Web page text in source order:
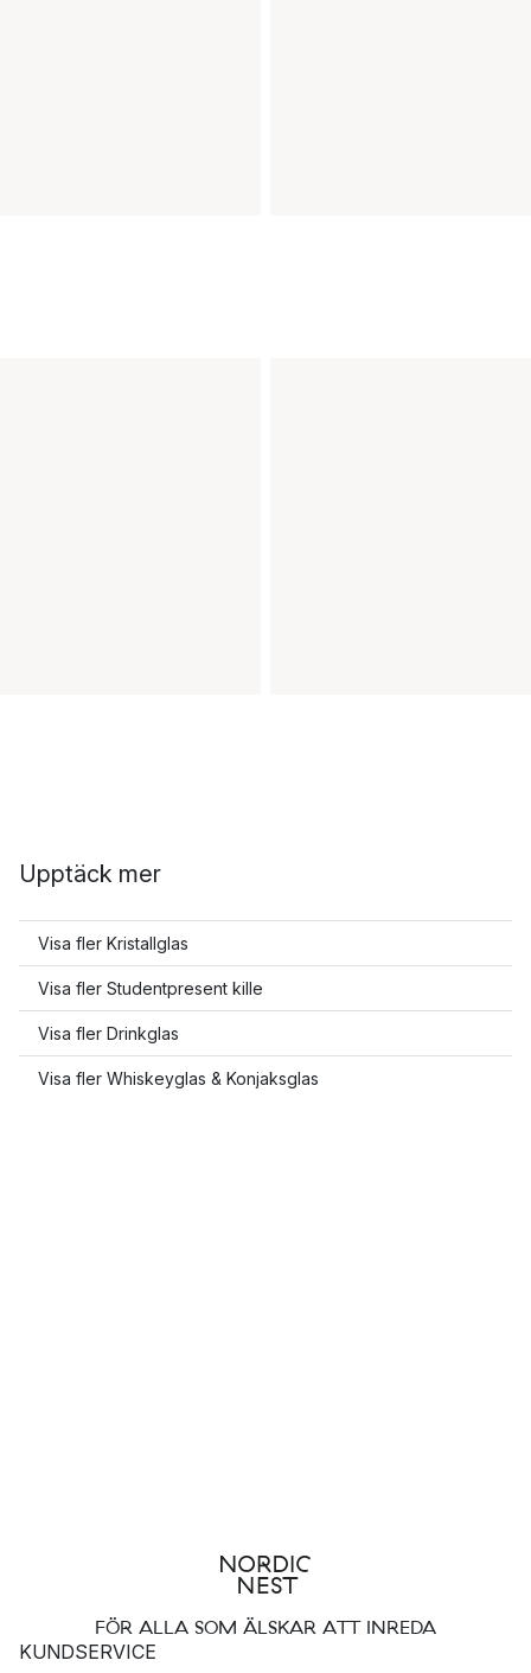
Upptäck mer
Visa fler Kristallglas
Visa fler Studentpresent kille
Visa fler Drinkglas
Visa fler Whiskeyglas & Konjaksglas
FÖR ALLA SOM ÄLSKAR ATT INREDA
KUNDSERVICE